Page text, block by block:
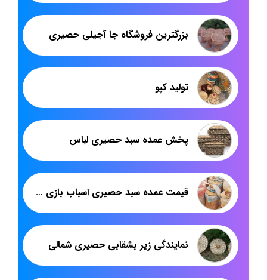
بزرگترین فروشگاه جا آجیلی حصیری
تولید کپو
پخش عمده سبد حصیری لباس
قیمت عمده سبد حصیری اسباب بازی خارجی
نمایندگی زیر بشقابی حصیری شمالی